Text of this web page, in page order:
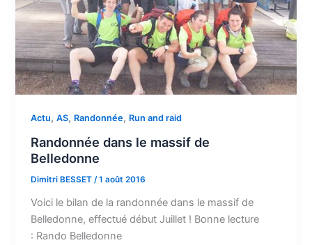
Actu,AS, Randonnée, Run and raid
Randonnée dans le massif de
Belledonne
Dimitri BESSET/1 août 2016
Voici le bilan de la randonnée dans le massif de
Belledonne, effectué début Juillet ! Bonne lecture
: Rando Belledonne